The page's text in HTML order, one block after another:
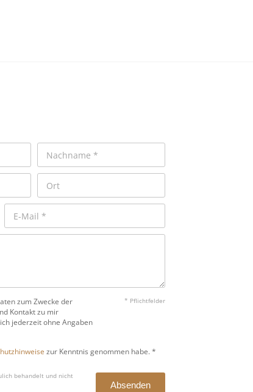
zum Zwecke der
Kontakt zu mir
jederzeit ohne Angaben
* Pflichtfelder
zur Kenntnis genommen habe. *
behandelt und nicht
Absenden